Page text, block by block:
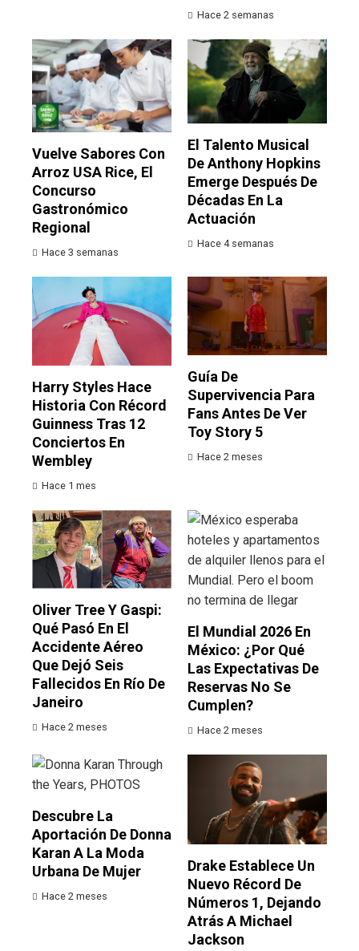
Hace 2 semanas
Vuelve Sabores Con
Arroz USA Rice, El
Concurso
Gastronómico
Regional
Hace 3 semanas
El Talento Musical
De Anthony Hopkins
Emerge Después De
Décadas En La
Actuación
Hace 4 semanas
Harry Styles Hace
Historia Con Récord
Guinness Tras 12
Conciertos En
Wembley
Hace 1 mes
Guía De
Supervivencia Para
Fans Antes De Ver
Toy Story 5
Hace 2 meses
Oliver Tree Y Gaspi:
Qué Pasó En El
Accidente Aéreo
Que Dejó Seis
Fallecidos En Río De
Janeiro
Hace 2 meses
El Mundial 2026 En
México: ¿por Qué
Las Expectativas De
Reservas No Se
Cumplen?
Hace 2 meses
Descubre La
Aportación De Donna
Karan A La Moda
Urbana De Mujer
Hace 2 meses
Drake Establece Un
Nuevo Récord De
Números 1, Dejando
Atrás A Michael
Jackson